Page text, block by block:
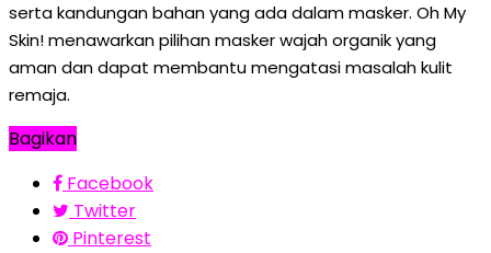
serta kandungan bahan yang ada dalam masker. Oh My
Skin! menawarkan pilihan masker wajah organik yang
aman dan dapat membantu mengatasi masalah kulit
remaja.
Bagikan
Facebook
Twitter
Pinterest